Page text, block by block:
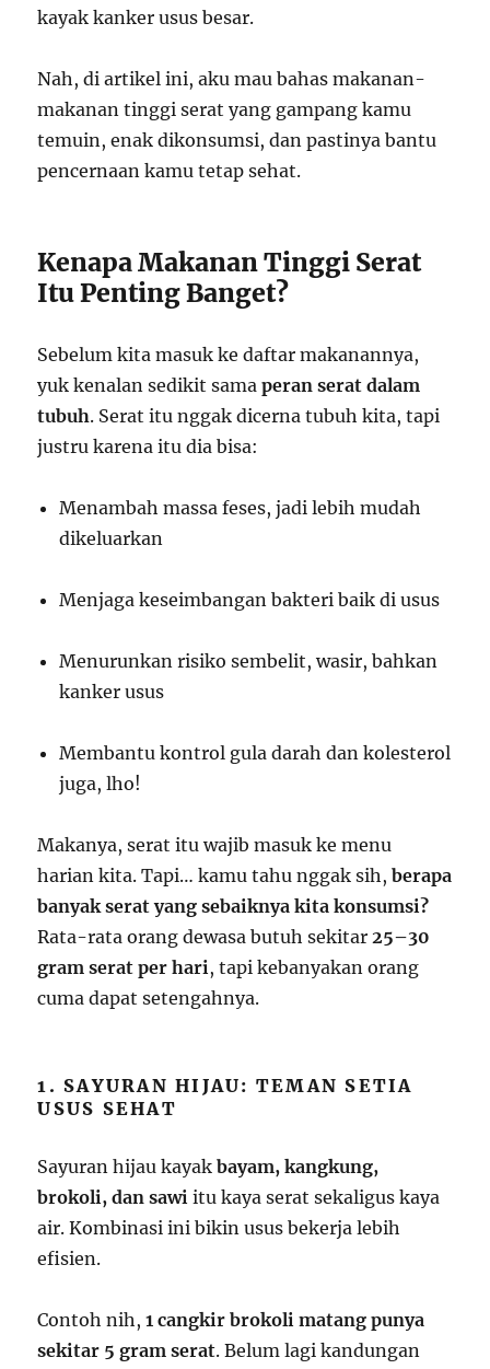
kayak kanker usus besar.
Nah, di artikel ini, aku mau bahas makanan-
makanan tinggi serat yang gampang kamu
temuin, enak dikonsumsi, dan pastinya bantu
pencernaan kamu tetap sehat.
Kenapa Makanan Tinggi Serat
Itu Penting Banget?
Sebelum kita masuk ke daftar makanannya,
yuk kenalan sedikit samaperan serat dalam
tubuh. Serat itu nggak dicerna tubuh kita, tapi
justru karena itu dia bisa:
Menambah massa feses, jadi lebih mudah
dikeluarkan
Menjaga keseimbangan bakteri baik di usus
Menurunkan risiko sembelit, wasir, bahkan
kanker usus
Membantu kontrol gula darah dan kolesterol
juga, lho!
Makanya, serat itu wajib masuk ke menu
harian kita. Tapi… kamu tahu nggak sih,berapa
banyak serat yang sebaiknya kita konsumsi?
Rata-rata orang dewasa butuh sekitar25–30
gram serat per hari, tapi kebanyakan orang
cuma dapat setengahnya.
1. SAYURAN HIJAU: TEMAN SETIA
USUS SEHAT
Sayuran hijau kayakbayam, kangkung,
brokoli, dan sawi itu kaya serat sekaligus kaya
air. Kombinasi ini bikin usus bekerja lebih
efisien.
Contoh nih,1 cangkir brokoli matang punya
sekitar 5 gram serat. Belum lagi kandungan